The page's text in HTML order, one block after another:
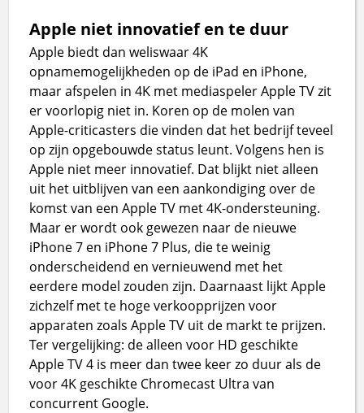
Apple niet innovatief en te duur
Apple biedt dan weliswaar 4K
opnamemogelijkheden op de iPad en iPhone,
maar afspelen in 4K met mediaspeler Apple TV zit
er voorlopig niet in. Koren op de molen van
Apple-criticasters die vinden dat het bedrijf teveel
op zijn opgebouwde status leunt. Volgens hen is
Apple niet meer innovatief. Dat blijkt niet alleen
uit het uitblijven van een aankondiging over de
komst van een Apple TV met 4K-ondersteuning.
Maar er wordt ook gewezen naar de nieuwe
iPhone 7 en iPhone 7 Plus, die te weinig
onderscheidend en vernieuwend met het
eerdere model zouden zijn. Daarnaast lijkt Apple
zichzelf met te hoge verkoopprijzen voor
apparaten zoals Apple TV uit de markt te prijzen.
Ter vergelijking: de alleen voor HD geschikte
Apple TV 4 is meer dan twee keer zo duur als de
voor 4K geschikte Chromecast Ultra van
concurrent Google.